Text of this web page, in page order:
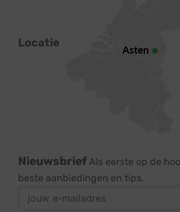
Locatie
Nieuwsbrief Als eerste op de
beste aanbiedingen en tips.